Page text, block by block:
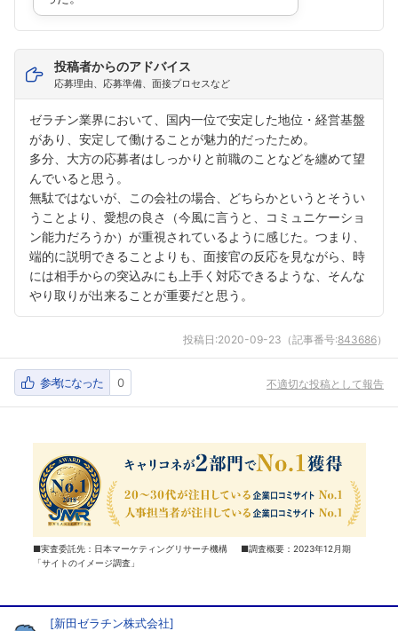
投稿者からのアドバイス
応募理由、応募準備、面接プロセスなど
ゼラチン業界において、国内一位で安定した地位・経営基盤
があり、安定して働けることが魅力的だったため。
多分、大方の応募者はしっかりと前職のことなどを纏めて望
んでいると思う。
無駄ではないが、この会社の場合、どちらかというとそうい
うことより、愛想の良さ（今風に言うと、コミュニケーショ
ン能力だろうか）が重視されているように感じた。つまり、
端的に説明できることよりも、面接官の反応を見ながら、時
には相手からの突込みにも上手く対応できるような、そんな
やり取りが出来ることが重要だと思う。
投稿日:2020-09-23 （記事番号:843686）
参考になった 0 不適切な投稿として報告
■実査委託先：日本マーケティングリサーチ機構 ■調査概要：2023年12月期
「サイトのイメージ調査」
[新田ゼラチン株式会社]